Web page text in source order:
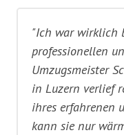
"Ich war wirklich
professionellen
Umzugsmeister
in Luzern verlief
ihres erfahrenen
kann sie nur